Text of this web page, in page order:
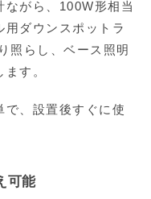
がら、100W形相当
ダウンスポットラ
照らし、ベース照明
す。
で、設置後すぐに使
可能